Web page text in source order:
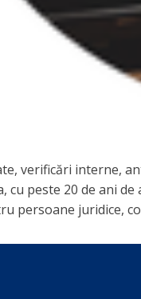
verificări interne,
cu peste 20 de ani
persoane juridice,